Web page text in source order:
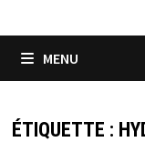
MENU
ÉTIQUETTE :